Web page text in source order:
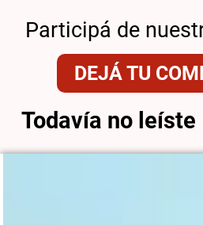
Participá de
DEJÁ TU
Todavía no leíste